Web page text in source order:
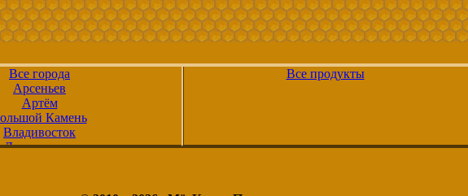
Все города
Арсеньев
Артём
Камень
Владивосток
Дальнегорск
Все продукты